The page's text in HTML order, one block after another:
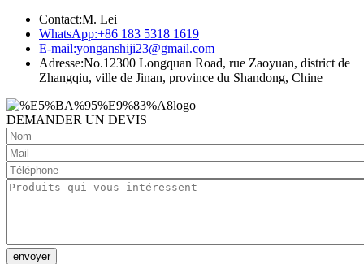
Contact:M. Lei
WhatsApp:+86 183 5318 1619
E-mail:yonganshiji23@gmail.com
Adresse:No.12300 Longquan Road, rue Zaoyuan, district de
Zhangqiu, ville de Jinan, province du Shandong, Chine
DEMANDER UN DEVIS
envoyer